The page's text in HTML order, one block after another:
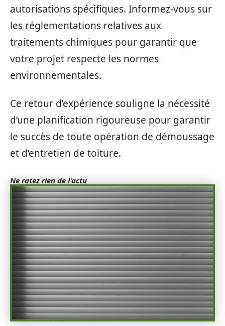
autorisations spécifiques. Informez-vous sur
les réglementations relatives aux
traitements chimiques pour garantir que
votre projet respecte les normes
environnementales.
Ce retour d’expérience souligne la nécessité
d’une planification rigoureuse pour garantir
le succès de toute opération de démoussage
et d’entretien de toiture.
Ne ratez rien de l'actu